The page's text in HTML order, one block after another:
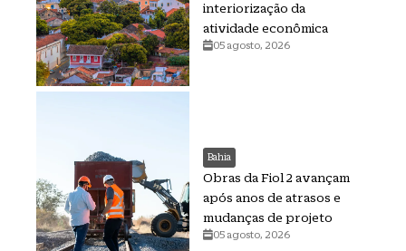
interiorização da
atividade econômica
05 agosto, 2026
Bahia
Obras da Fiol 2 avançam
após anos de atrasos e
mudanças de projeto
05 agosto, 2026